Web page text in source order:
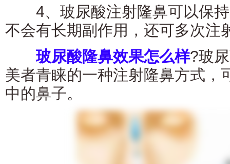
4、玻尿酸注射隆鼻可以保持
不会有长期副作用，还可多次注
玻尿酸隆鼻效果怎么样?玻
美者青睐的一种注射隆鼻方式，
中的鼻子。